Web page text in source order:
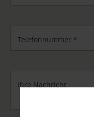
Telefonnummer *
Ihre Nachricht